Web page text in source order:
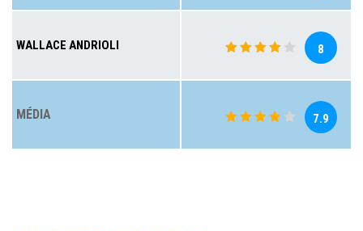
WALLACE ANDRIOLI 8
MÉDIA 7.9